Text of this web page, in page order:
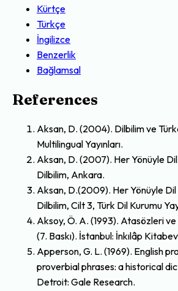
Kürtçe
Türkçe
İngilizce
Benzerlik
Bağlamsal
References
Aksan, D. (2004). Dilbilim ve
Multilingual Yayınları.
Aksan, D. (2007). Her Yönüyle
Dilbilim, Ankara.
Aksan, D.(2009). Her Yönüyle
Dilbilim, Cilt 3, Türk Dil Kurumu
Aksoy, Ö. A. (1993). Atasözleri
(7. Baskı). İstanbul: İnkılâp
Apperson, G. L. (1969). English
proverbial phrases: a historical
Detroit: Gale Research.